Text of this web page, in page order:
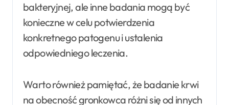
bakteryjnej, ale inne badania mogą być
konieczne w celu potwierdzenia
konkretnego patogenu i ustalenia
odpowiedniego leczenia.
Warto również pamiętać, że badanie krwi
na obecność gronkowca różni się od innych